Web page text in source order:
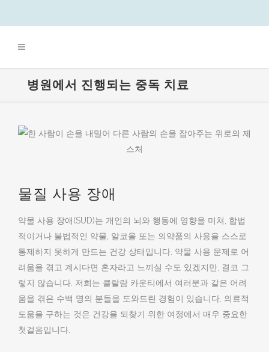
병원에서 진행되는 중독 치료
물질 사용 장애
약물 사용 장애(SUD)는 개인의 뇌와 행동에 영향을 미쳐, 합법
적이거나 불법적인 약물, 알코올 또는 의약품의 사용을 스스로
통제하지 못하게 만드는 건강 상태입니다. 약물 사용 문제로 어
려움을 겪고 계시다면 혼자라고 느끼실 수도 있겠지만, 결코 그
렇지 않습니다. 저희는 클랄람 카운티에서 여러분과 같은 어려
움을 겪은 수백 명의 분들을 도와드린 경험이 있습니다. 의료적
도움을 구하는 것은 건강을 되찾기 위한 여정에서 매우 중요한
첫걸음입니다.